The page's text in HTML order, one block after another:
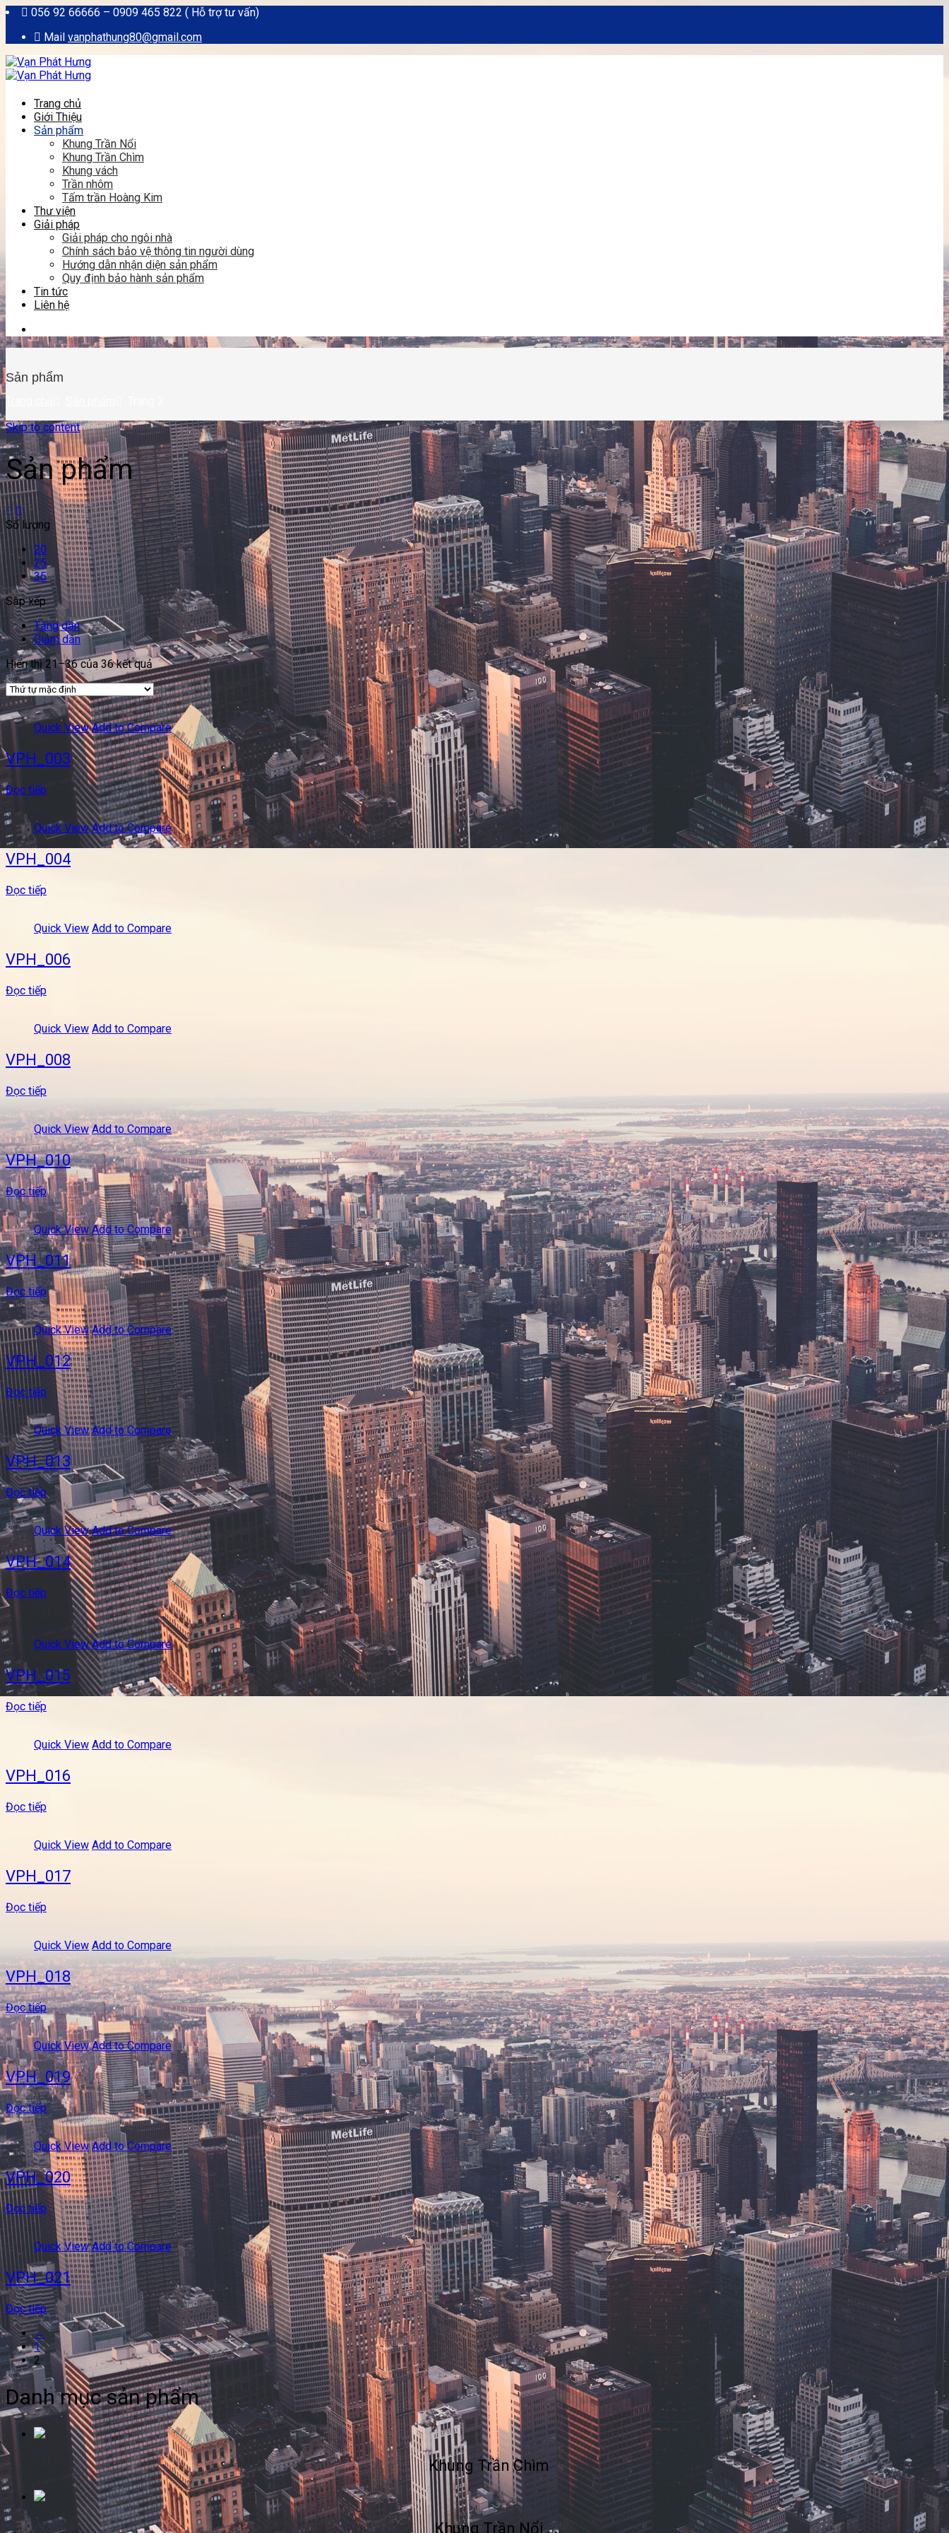
056 92 66666 – 0909 465 822 ( Hỗ trợ tư vấn)
Mail vanphathung80@gmail.com
Trang chủ
Giới Thiệu
Sản phẩm
Khung Trần Nổi
Khung Trần Chìm
Khung vách
Trần nhôm
Tấm trần Hoàng Kim
Thư viện
Giải pháp
Giải pháp cho ngôi nhà
Chính sách bảo vệ thông tin người dùng
Hướng dẫn nhận diện sản phẩm
Quy định bảo hành sản phẩm
Tin tức
Liên hệ
Sản phẩm
Skip to content
Sản phẩm
Số lượng
20
25
35
Sắp xếp
Tăng dần
Giảm dần
Hiển thị 21–36 của 36 kết quả
Quick View Add to Compare
VPH_003
Đọc tiếp
Quick View Add to Compare
VPH_004
Đọc tiếp
Quick View Add to Compare
VPH_006
Đọc tiếp
Quick View Add to Compare
VPH_008
Đọc tiếp
Quick View Add to Compare
VPH_010
Đọc tiếp
Quick View Add to Compare
VPH_011
Đọc tiếp
Quick View Add to Compare
VPH_012
Đọc tiếp
Quick View Add to Compare
VPH_013
Đọc tiếp
Quick View Add to Compare
VPH_014
Đọc tiếp
Quick View Add to Compare
VPH_015
Đọc tiếp
Quick View Add to Compare
VPH_016
Đọc tiếp
Quick View Add to Compare
VPH_017
Đọc tiếp
Quick View Add to Compare
VPH_018
Đọc tiếp
Quick View Add to Compare
VPH_019
Đọc tiếp
Quick View Add to Compare
VPH_020
Đọc tiếp
Quick View Add to Compare
VPH_021
Đọc tiếp
←
1
2
Danh mục sản phẩm
Khung Trần Chìm
Khung Trần Nổi